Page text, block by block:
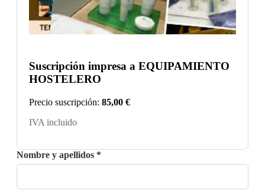
Suscripción impresa a EQUIPAMIENTO
HOSTELERO
Precio suscripción: 85,00 €
IVA incluido
Nombre y apellidos *